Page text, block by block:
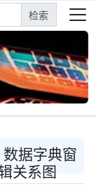
检索
据字典窗
关系图